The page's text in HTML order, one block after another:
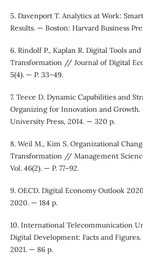
5. Davenport T. Analytics at Work:
Results. — Boston: Harvard Business
6. Rindolf P., Kaplan R. Digital Tools
Transformation // Journal of Digital
5(4). — P. 33–49.
7. Teece D. Dynamic Capabilities and
Organizing for Innovation and
University Press, 2014. — 320 p.
8. Weil M., Kim S. Organizational
Transformation // Management
Vol. 46(2). — P. 77–92.
9. OECD. Digital Economy Outlook
2020. — 184 p.
10. International Telecommunication
Digital Development: Facts and
2021. — 86 p.